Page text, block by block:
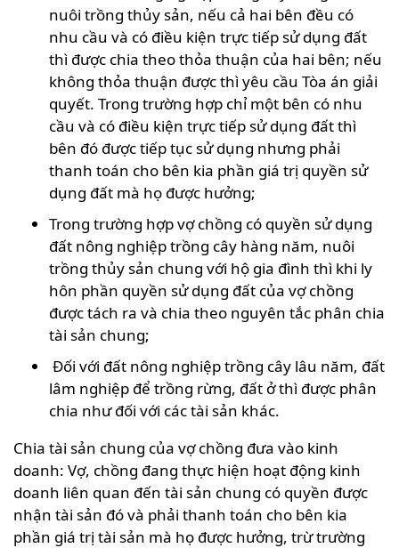
nuôi trồng thủy sản, nếu cả hai bên đều có
nhu cầu và có điều kiện trực tiếp sử dụng đất
thì được chia theo thỏa thuận của hai bên; nếu
không thỏa thuận được thì yêu cầu Tòa án giải
quyết. Trong trường hợp chỉ một bên có nhu
cầu và có điều kiện trực tiếp sử dụng đất thì
bên đó được tiếp tục sử dụng nhưng phải
thanh toán cho bên kia phần giá trị quyền sử
dụng đất mà họ được hưởng;
Trong trường hợp vợ chồng có quyền sử dụng
đất nông nghiệp trồng cây hàng năm, nuôi
trồng thủy sản chung với hộ gia đình thì khi ly
hôn phần quyền sử dụng đất của vợ chồng
được tách ra và chia theo nguyên tắc phân chia
tài sản chung;
Đối với đất nông nghiệp trồng cây lâu năm, đất
lâm nghiệp để trồng rừng, đất ở thì được phân
chia như đối với các tài sản khác.
Chia tài sản chung của vợ chồng đưa vào kinh
doanh: Vợ, chồng đang thực hiện hoạt động kinh
doanh liên quan đến tài sản chung có quyền được
nhận tài sản đó và phải thanh toán cho bên kia
phần giá trị tài sản mà họ được hưởng, trừ trường